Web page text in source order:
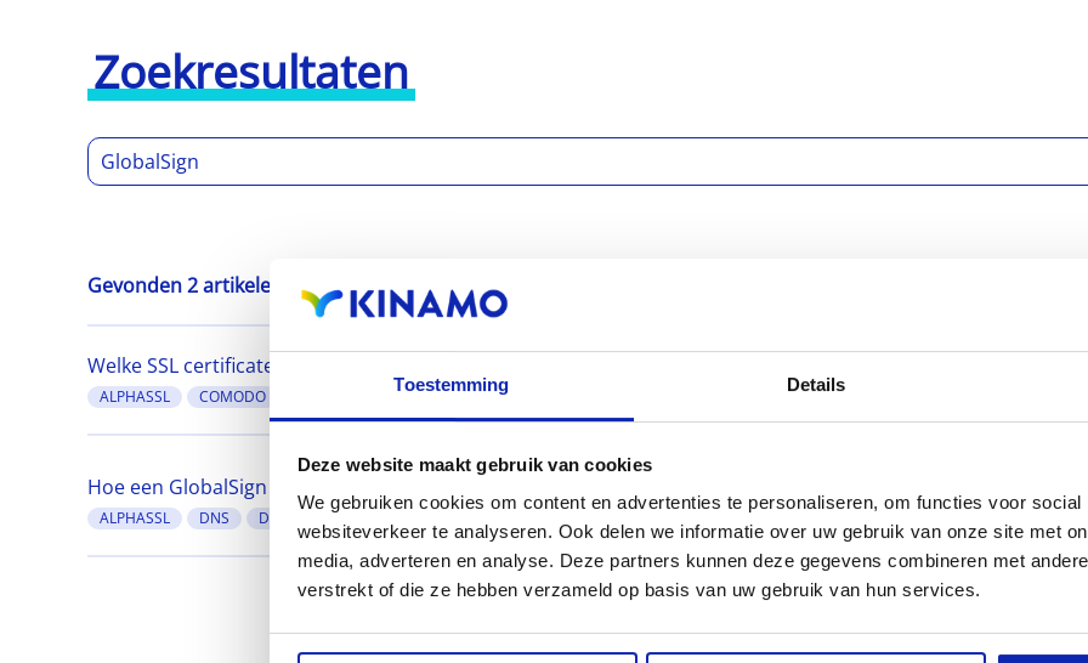
Toestemming Details
Deze website maakt gebruik van cookies
We gebruiken cookies om content en advertenties te personaliseren, om functies voor
websiteverkeer te analyseren. Ook delen we informatie over uw gebruik van onze site met
media, adverteren en analyse. Deze partners kunnen deze gegevens combineren met
verstrekt of die ze hebben verzameld op basis van uw gebruik van hun services.
Zoekresultaten
Gevonden 2 artikelen
Welke SSL certificaten kan ik op meerdere servers installeren?
ALPHASSL COMODO GLOBALSIGN
Hoe een GlobalSign certificaat valideren via een TXT record?
ALPHASSL DNS DOMAINSSL ORGANIZATIONSSL